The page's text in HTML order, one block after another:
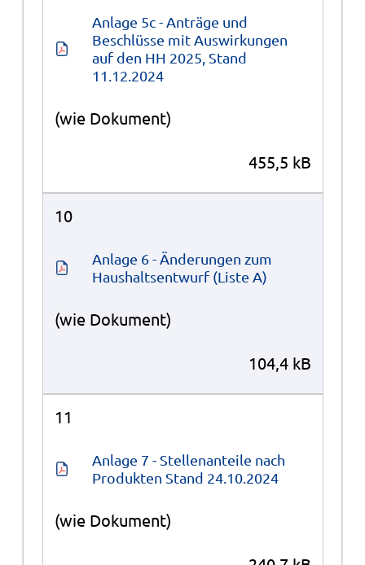
Anlage 5c - Anträge und
Beschlüsse mit Auswirkungen
auf den HH 2025, Stand
11.12.2024
(wie Dokument)
455,5 kB
10
Anlage 6 - Änderungen zum
Haushaltsentwurf (Liste A)
(wie Dokument)
104,4 kB
11
Anlage 7 - Stellenanteile nach
Produkten Stand 24.10.2024
(wie Dokument)